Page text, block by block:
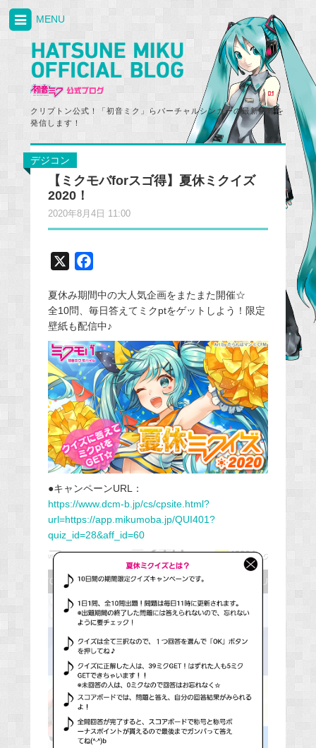
クリプトン公式！「初音ミク」らバーチャルシンガーの最新情報を
発信します！
MENU
デジコン
【ミクモバforスゴ得】夏休ミクイズ
2020！
2020年8月4日 11:00
c
e
b
o
o
k
夏休み期間中の大人気企画をまたまた開催☆
全10問、毎日答えてミクptをゲットしよう！限定
壁紙も配信中♪
●キャンペーンURL：
https://www.dcm-b.jp/cs/cpsite.html?
url=https://app.mikumoba.jp/QUI401?
quiz_id=28&aff_id=60